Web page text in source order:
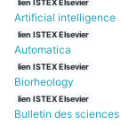
lien ISTEX Elsevier
Artificial intelligence
lien ISTEX Elsevier
Automatica
lien ISTEX Elsevier
Biorheology
lien ISTEX Elsevier
Bulletin des